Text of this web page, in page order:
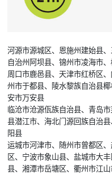
河源市源城区、恩施州建始县
自治州阿坝县、锦州市凌海市
周口市鹿邑县、天津市红桥区
州市于都县、陵水黎族自治县
安市万安县
临沧市沧源佤族自治县、青岛
县潜江市、海北门源回族自治
阳县
运城市河津市、随州市曾都区
区、宁波市象山县、盐城市大
县、湘潭市岳塘区、衢州市江